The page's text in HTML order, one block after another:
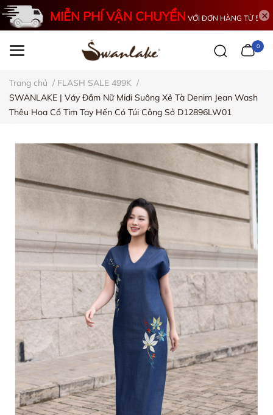
MIỄN PHÍ VẬN CHUYỂN VỚI ĐƠN HÀNG TỪ 500K
0
Trang chủ / FLASH SALE 499K /
SWANLAKE | Váy Đầm Nữ Midi Suông Xẻ Tà Denim Jean Wash
Thêu Hoa Cổ Tim Tay Hến Có Túi Công Sở D12896LW01